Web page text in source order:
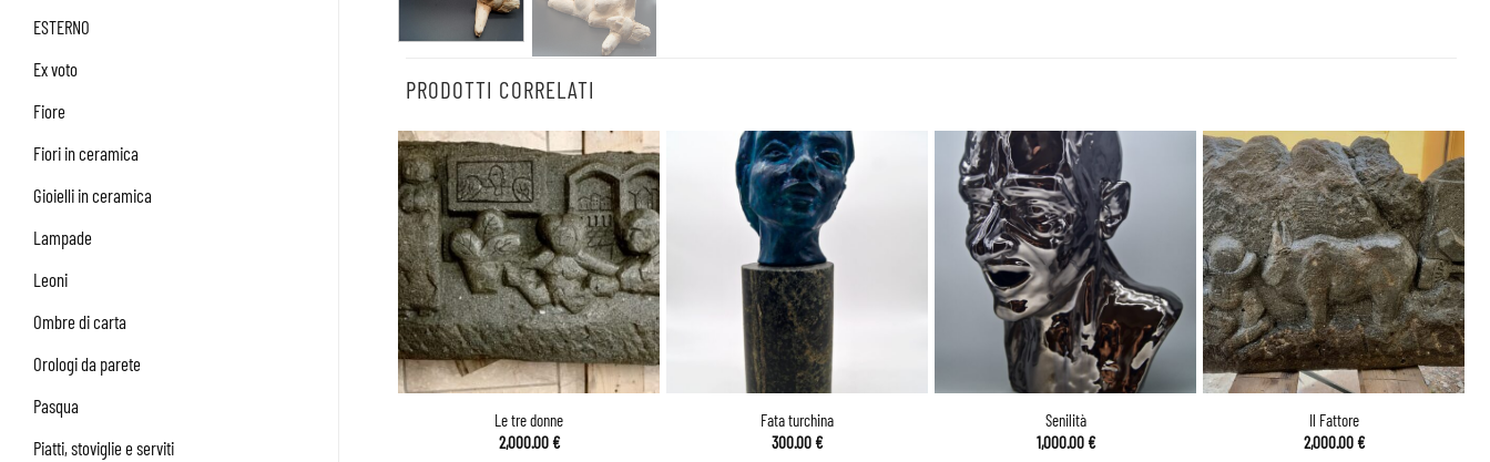
ESTERNO
Ex voto
Fiore
Fiori in ceramica
Gioielli in ceramica
Lampade
Leoni
Ombre di carta
Orologi da parete
Pasqua
Piatti, stoviglie e serviti
PRODOTTI CORRELATI
Le tre donne
2,000.00€
Fata turchina
300.00€
Senilità
1,000.00€
Il Fattore
2,000.00€